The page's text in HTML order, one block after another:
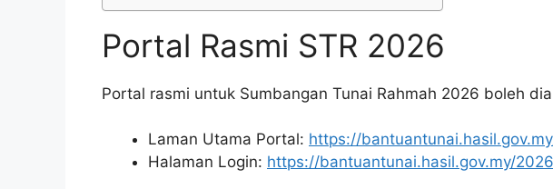
Portal Rasmi STR 2026
Portal rasmi untuk Sumbangan Tunai Rahmah 2026 boleh
Laman Utama Portal: https://
Halaman Login: https://bantuantunai.hasil.gov.my/